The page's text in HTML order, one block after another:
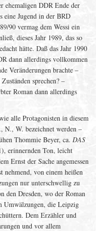
ehemaligen DDR Ende der
eine Jugend in der BRD
90 vermag dem Wessi ein
dieses Jahr 1989, das so
hätte. Daß das Jahr 1990
dann allerdings vollkommen
Veränderungen brachte –
sprechen? –
Roman dann allerdings
alle Protagonisten in diesem
N., W. bezeichnet werden –
Thommie Beyer, ca. DAS
erinnernden Ton, leicht
Ernst der Sache angemessen
nehmend, von einem heißen
nur unterschwellig zu
den Dresden, wo der Roman
Umwälzungen, die Leipzig
Dem Erzähler und
und vor allem